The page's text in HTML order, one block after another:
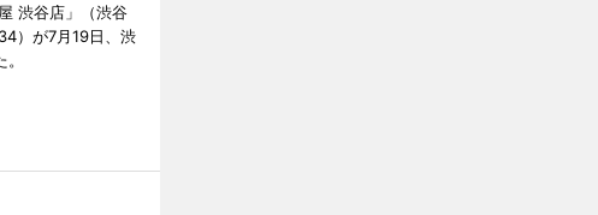
渋谷店」（渋谷
）が7月19日、渋